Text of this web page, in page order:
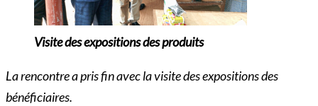
Visite des expositions des produits
La rencontre a pris fin avec la visite des expositions des
bénéficiaires.